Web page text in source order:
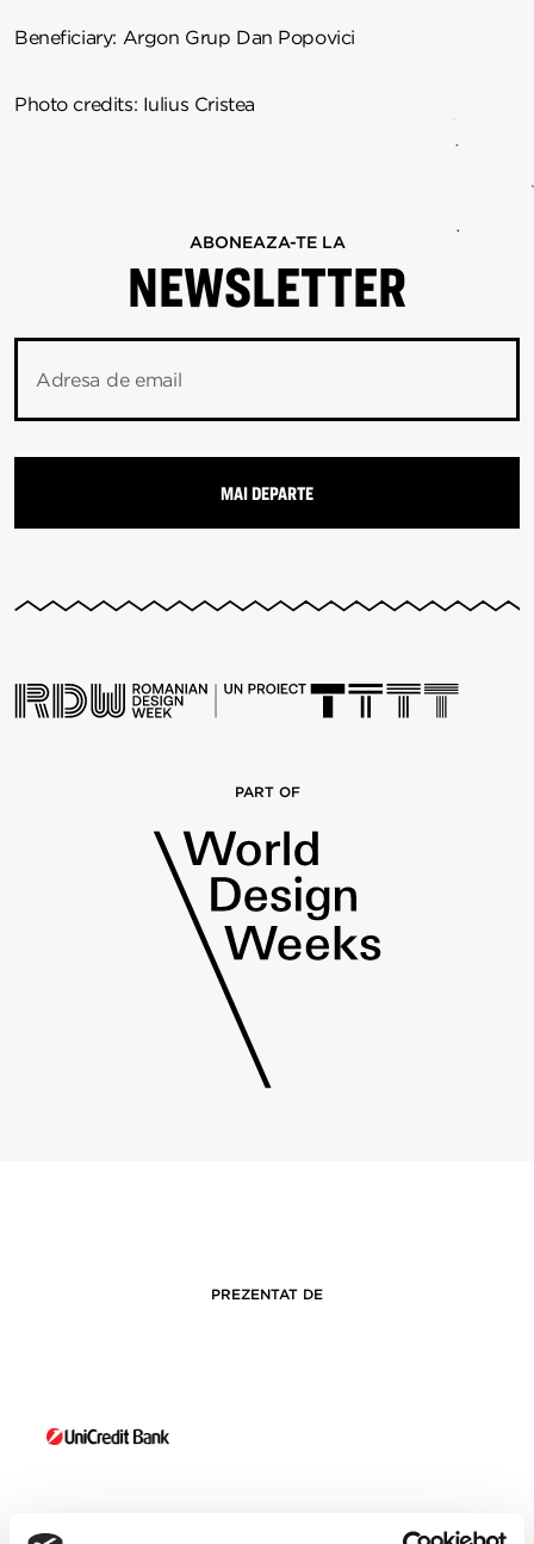
Beneficiary: Argon Grup Dan Popovici
Photo credits: Iulius Cristea
ABONEAZA-TE LA
NEWSLETTER
Adresa de email
PART OF
PREZENTAT DE